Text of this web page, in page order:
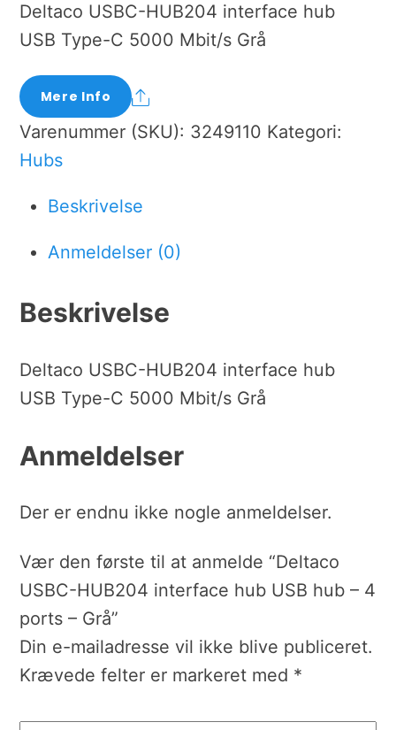
Deltaco USBC-HUB204 interface hub
USB Type-C 5000 Mbit/s Grå
Mere Info
Share
Varenummer (SKU): 3249110 Kategori:
Hubs
Beskrivelse
Anmeldelser (0)
Beskrivelse
Deltaco USBC-HUB204 interface hub
USB Type-C 5000 Mbit/s Grå
Anmeldelser
Der er endnu ikke nogle anmeldelser.
Vær den første til at anmelde “Deltaco
USBC-HUB204 interface hub USB hub – 4
ports – Grå”
Din e-mailadresse vil ikke blive publiceret.
Krævede felter er markeret med *